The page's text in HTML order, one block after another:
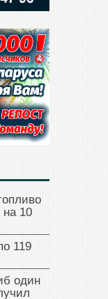
на 10
119
один